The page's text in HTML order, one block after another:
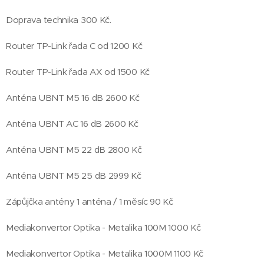
Doprava technika 300 Kč.
Router TP-Link řada C od 1200 Kč
Router TP-Link řada AX od 1500 Kč
Anténa UBNT M5 16 dB 2600 Kč
Anténa UBNT AC 16 dB 2600 Kč
Anténa UBNT M5 22 dB 2800 Kč
Anténa UBNT M5 25 dB 2999 Kč
Zápůjčka antény 1 anténa / 1 měsíc 90 Kč
Mediakonvertor Optika - Metalika 100M 1000 Kč
Mediakonvertor Optika - Metalika 1000M 1100 Kč